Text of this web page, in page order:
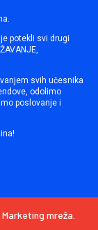
potekli svi drugi
svih učesnika
odolimo
poslovanje i
mreža.